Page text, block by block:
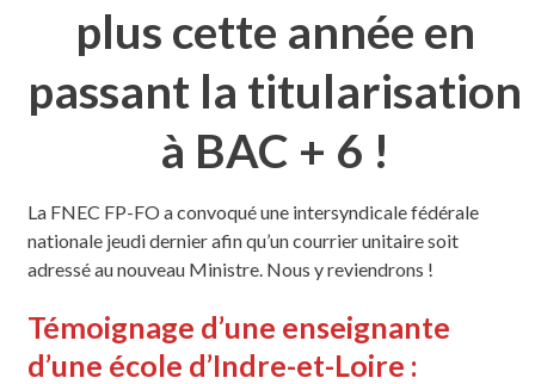
plus cette année en
passant la titularisation
à BAC + 6 !
La FNEC FP-FO a convoqué une intersyndicale fédérale
nationale jeudi dernier afin qu’un courrier unitaire soit
adressé au nouveau Ministre. Nous y reviendrons !
Témoignage d’une enseignante
d’une école d’Indre-et-Loire :